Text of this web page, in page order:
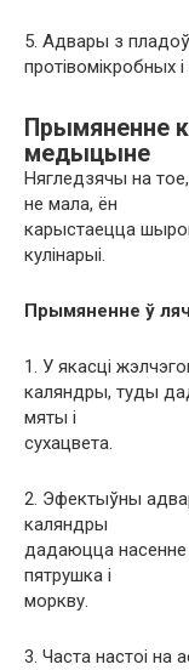
5. Адвары з
протівомікробных
Прымяненне
медыцыне
Нягледзячы на
не мала, ён
карыстаецца
кулінарыі.
Прымяненне ў
1. У якасці
каляндры, туды
мяты і
сухацвета.
2. Эфектыўны
каляндры
дадаюцца насенне
пятрушка і
моркву.
3. Часта настоі на